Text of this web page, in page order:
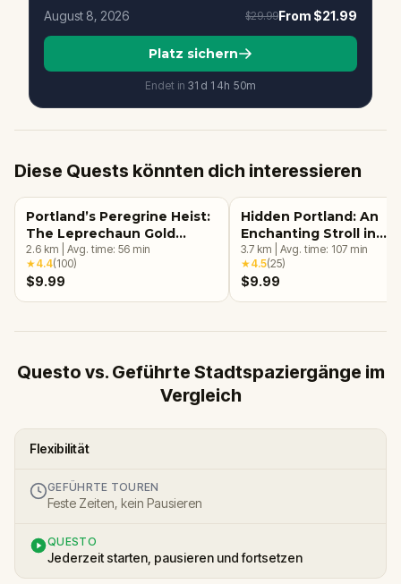
August 8, 2026 $29.99From $21.99
Platz sichern
Endet in 31d 14h 50m
Diese Quests könnten dich interessieren
Portland’s Peregrine Heist:
The Leprechaun Gold
Quest
2.6 km Avg. time: 56 min
★4.4(100)
$9.99
Hidden Portland: An
Enchanting Stroll in
Southeast
3.7 km Avg. time: 107 min
★4.5(25)
$9.99
Questo vs. Geführte Stadtspaziergänge im
Vergleich
Flexibilität
GEFÜHRTE TOUREN
Feste Zeiten, kein Pausieren
QUESTO
Jederzeit starten, pausieren und fortsetzen